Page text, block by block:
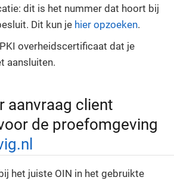
dit is het nummer dat hoort bij
Dit kun je hier opzoeken.
overheidscertificaat dat je
aansluiten.
aanvraag client
de proefomgeving
het juiste OIN in het gebruikte